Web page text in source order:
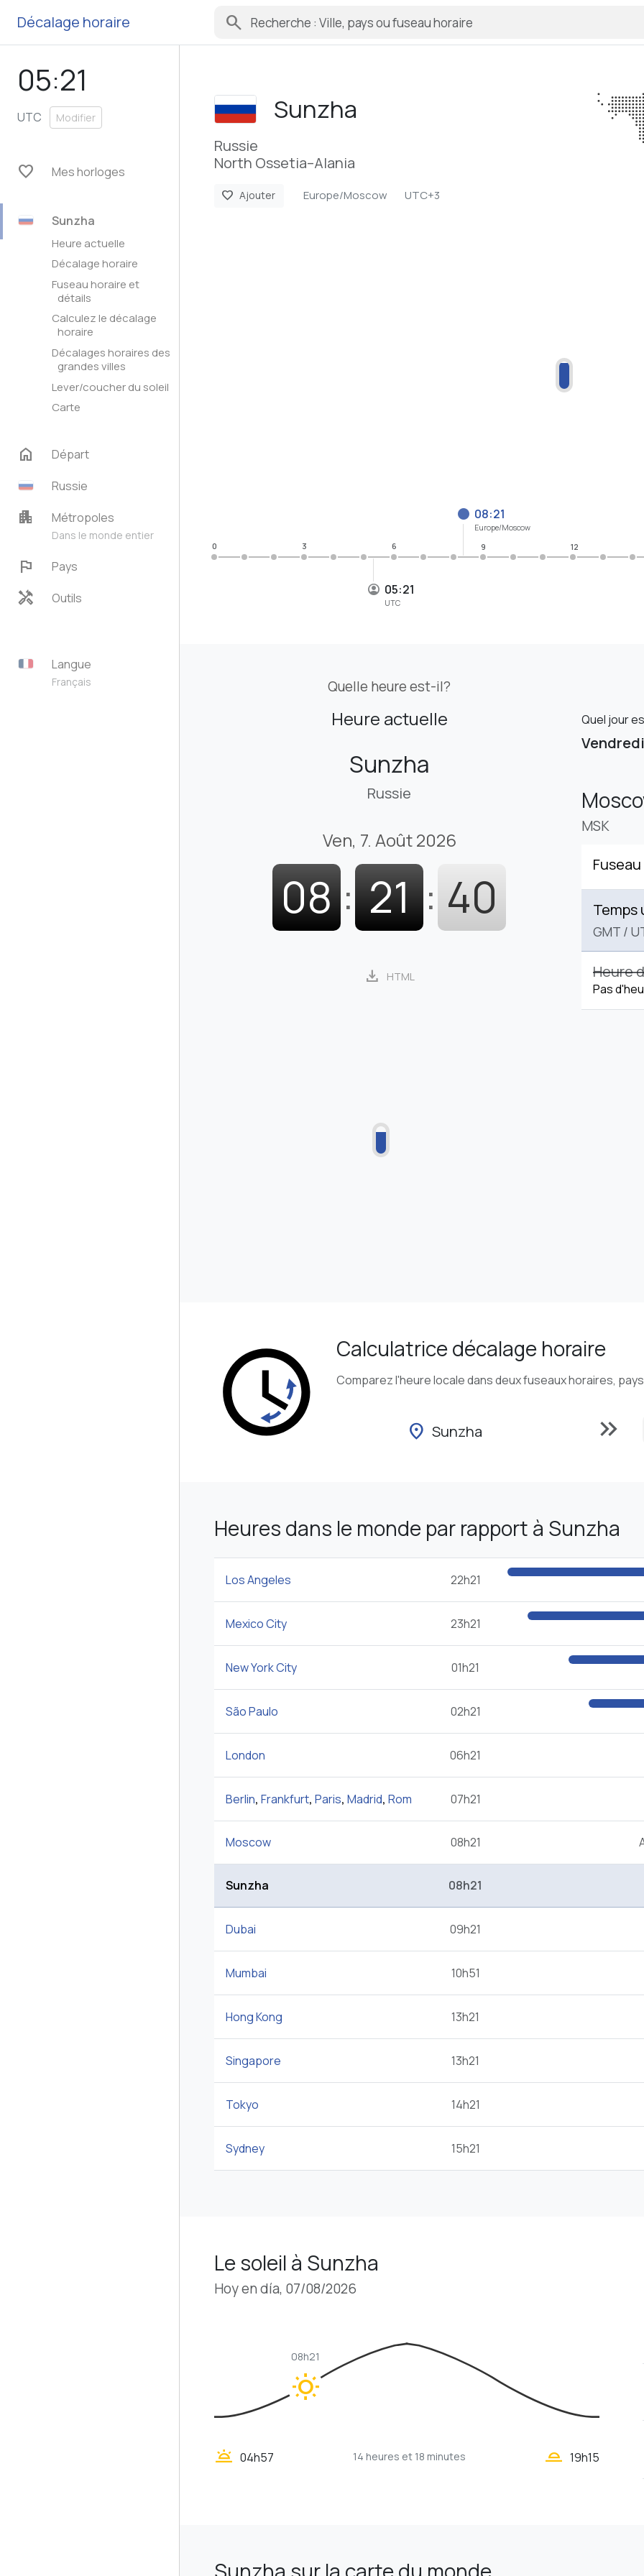
Décalage horaire search
05:21
UTC Modifier
favorite Mes horloges
Sunzha
Heure actuelle
Décalage horaire
Fuseau horaire et
détails
Calculez le décalage
horaire
Décalages horaires des
grandes villes
Lever/coucher du soleil
Carte
home
Départ
Russie
apartment Métropoles
Dans le monde entier
flag Pays
handyman Outils
Langue
Français
Sunzha
Russie
North Ossetia–Alania
favorite Ajouter Europe/Moscow UTC+3
05:21
UTC
08:21
Europe/Moscow
0 3 6 9 12
Quelle heure est-il?
Heure actuelle
Sunzha
Russie
Ven, 7. Août 2026
08 : 21 : 41
download HTML
Quel jour
Vendredi
MSK
Temps
GMT /
Heure
Pas
Calculatrice décalage horaire
Comparez l'heure locale dans deux fuseaux horaires,
location_on Sunzha keyboard_double_arrow_right
Heures dans le monde par rapport à Sunzha
Los Angeles 22h21
Mexico City 23h21
New York City 01h21
São Paulo 02h21
London 06h21
Berlin, Frankfurt, Paris, Madrid, Rom 07h21
Moscow 08h21
Sunzha 08h21
Dubai 09h21
Mumbai 10h51
Hong Kong 13h21
Singapore 13h21
Tokyo 14h21
Sydney 15h21
Le soleil à Sunzha
Hoy en día, 07/08/2026
wb_sunny
08h21
wb_twilight 04h57 14 heures et 18 minutes wb_twilight_2 19h15